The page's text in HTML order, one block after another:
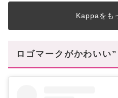
Kappaをも
ロゴマークがかわいい